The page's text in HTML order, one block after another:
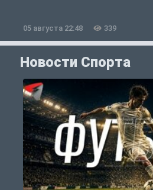
05 августа 22:48 339
Новости Спорта